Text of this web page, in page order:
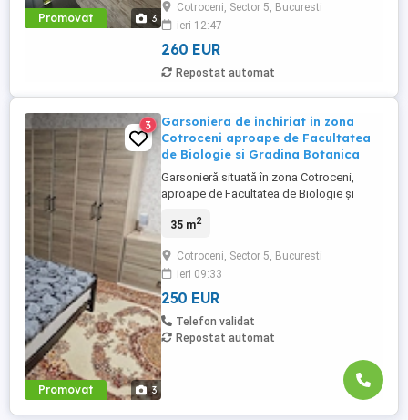
Promovat 3
către Spitalul Universitar, Opera Națională
și centrul orașului. Zona este apreciată
pentru liniște, ...
Cotroceni, Sector 5, Bucuresti
ieri 12:47
260 EUR
Repostat automat
Promovat 3
3
Garsoniera de inchiriat in zona
Cotroceni aproape de Facultatea
de Biologie si Gradina Botanica
Garsonieră situată în zona Cotroceni,
aproape de Facultatea de Biologie și
aproximativ 5 minute de mers pe jos. Zonă
farmacii. Suprafață de 35mp etaj 4.
35 m2
Cotroceni, Sector 5, Bucuresti
ieri 09:33
250 EUR
Telefon validat
Repostat automat